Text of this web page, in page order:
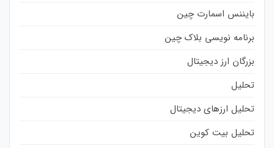
بایننس اسمارت چین
برنامه نویسی بلاک چین
بزرگان ارز دیجیتال
تحلیل
تحلیل ارزهای دیجیتال
تحلیل بیت کوین